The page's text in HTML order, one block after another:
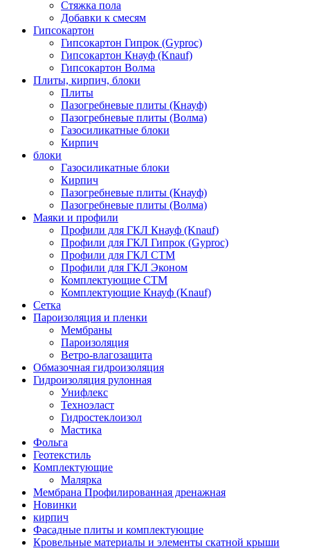
Стяжка пола
Добавки к смесям
Гипсокартон
Гипсокартон Гипрок (Gyproc)
Гипсокартон Кнауф (Knauf)
Гипсокартон Волма
Плиты, кирпич, блоки
Плиты
Пазогребневые плиты (Кнауф)
Пазогребневые плиты (Волма)
Газосиликатные блоки
Кирпич
блоки
Газосиликатные блоки
Кирпич
Пазогребневые плиты (Кнауф)
Пазогребневые плиты (Волма)
Маяки и профили
Профили для ГКЛ Кнауф (Knauf)
Профили для ГКЛ Гипрок (Gyproc)
Профили для ГКЛ СТМ
Профили для ГКЛ Эконом
Комплектующие СТМ
Комплектующие Кнауф (Knauf)
Сетка
Пароизоляция и пленки
Мембраны
Пароизоляция
Ветро-влагозащита
Обмазочная гидроизоляция
Гидроизоляция рулонная
Унифлекс
Техноэласт
Гидростеклоизол
Мастика
Фольга
Геотекстиль
Комплектующие
Малярка
Мембрана Профилированная дренажная
Новинки
кирпич
Фасадные плиты и комплектующие
Кровельные материалы и элементы скатной крыши